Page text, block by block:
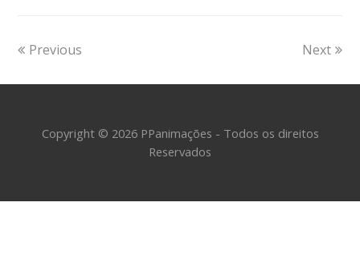
Previous Next
Copyright © 2026 PPanimações - Todos os direitos
Reservados